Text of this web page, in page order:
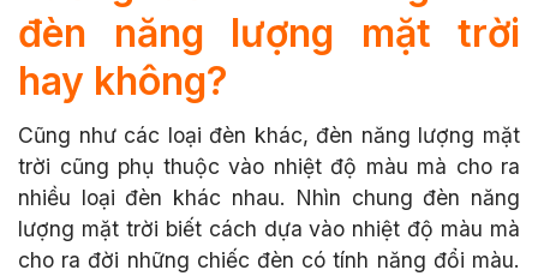
đèn năng lượng mặt trời
hay không?
Cũng như các loại đèn khác, đèn năng lượng mặt
trời cũng phụ thuộc vào nhiệt độ màu mà cho ra
nhiều loại đèn khác nhau. Nhìn chung đèn năng
lượng mặt trời biết cách dựa vào nhiệt độ màu mà
cho ra đời những chiếc đèn có tính năng đổi màu.